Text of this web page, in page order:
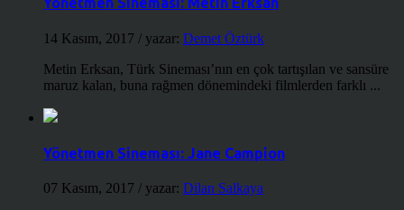
14 Kasım, 2017 / yazar: Demet Öztürk
Metin Erksan, Türk Sineması’nın en çok tartışılan ve sansüre
maruz kalan, buna rağmen dönemindeki filmlerden farklı ...
Yönetmen Sineması: Jane Campion
07 Kasım, 2017 / yazar: Dilan Salkaya